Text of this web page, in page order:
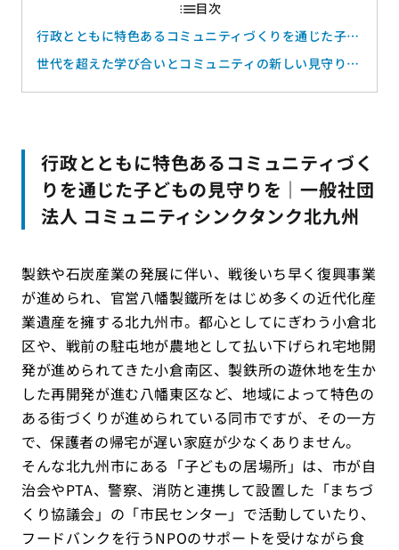
行政とともに特色あるコミュニティづくりを通じた子ど
もの見守りを｜一般社団法人 コミュニティシンクタン
世代を超えた学び合いとコミュニティの新しい見守りの
行政とともに特色あるコミュニティづく
りを通じた子どもの見守りを｜一般社団
法人 コミュニティシンクタンク北九州
製鉄や石炭産業の発展に伴い、戦後いち早く復興事業
が進められ、官営八幡製鐵所をはじめ多くの近代化産
業遺産を擁する北九州市。都心としてにぎわう小倉北
区や、戦前の駐屯地が農地として払い下げられ宅地開
発が進められてきた小倉南区、製鉄所の遊休地を生か
した再開発が進む八幡東区など、地域によって特色の
ある街づくりが進められている同市ですが、その一方
で、保護者の帰宅が遅い家庭が少なくありません。
そんな北九州市にある「子どもの居場所」は、市が自
治会やPTA、警察、消防と連携して設置した「まちづ
くり協議会」の「市民センター」で活動していたり、
フードバンクを行うNPOのサポートを受けながら食